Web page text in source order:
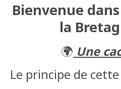
Bienvenue
la
🌍 Une
Le principe de